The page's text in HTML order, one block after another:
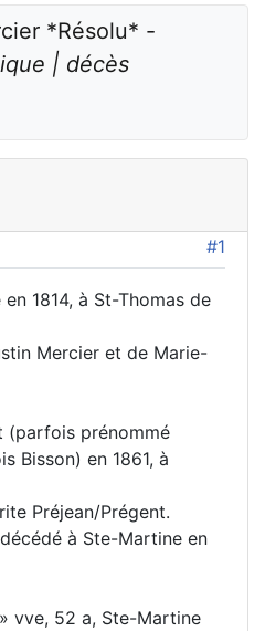
| décès
#1
en 1814, à St-Thomas de
Mercier et de Marie-
(parfois prénommé
Bisson) en 1861, à
Préjean/Prégent.
à Ste-Martine en
vve, 52 a, Ste-Martine